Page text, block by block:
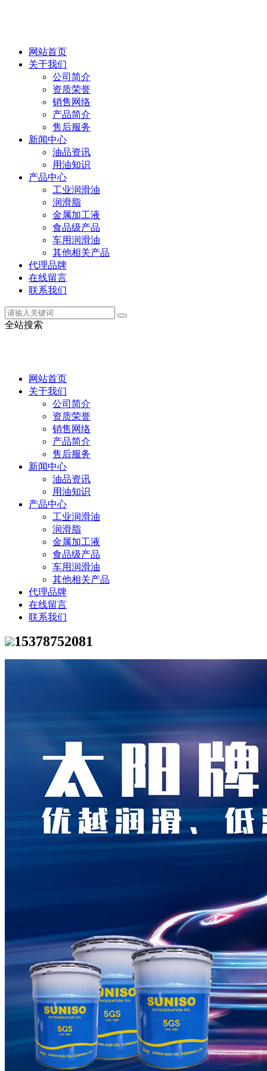
网站首页
关于我们
公司简介
资质荣誉
销售网络
产品简介
售后服务
新闻中心
油品资讯
用油知识
产品中心
工业润滑油
润滑脂
金属加工液
食品级产品
车用润滑油
其他相关产品
代理品牌
在线留言
联系我们
全站搜索
网站首页
关于我们
公司简介
资质荣誉
销售网络
产品简介
售后服务
新闻中心
油品资讯
用油知识
产品中心
工业润滑油
润滑脂
金属加工液
食品级产品
车用润滑油
其他相关产品
代理品牌
在线留言
联系我们
15378752081